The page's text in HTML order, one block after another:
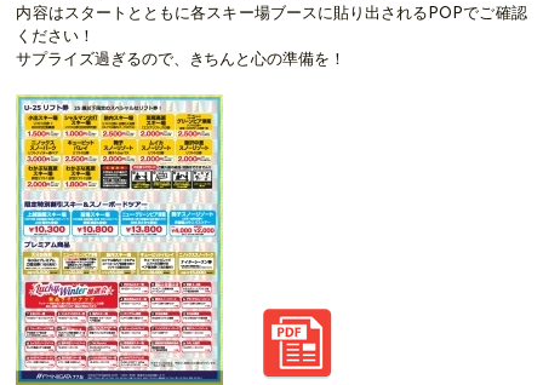
内容はスタートとともに各スキー場ブースに貼り出されるPOPでご確認
ください！
サプライズ過ぎるので、きちんと心の準備を！